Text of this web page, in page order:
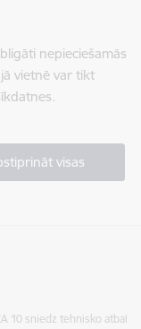
nepieciešamās
vietnē var tikt
visas
10 sniedz tehnisko